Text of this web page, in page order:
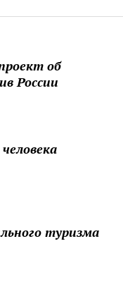
об
России
туризма